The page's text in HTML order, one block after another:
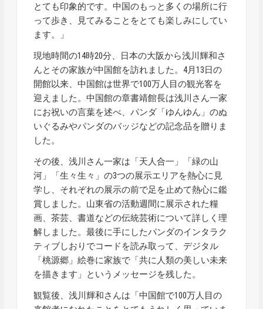
とても印象的です。中国のもっと多くの場所に行
って歩き、見てみることをとても楽しみにしてい
ます。」
現地時間の14時20分、日本の大阪から浅川輝和さ
んとその家族が中国館を訪れました。4月13日の
開館以来、中国館は世界で100万人目の観光客を
迎えました。中国館の章書靖館長は浅川さん一家
にお祝いの言葉を述べ、パンダ「ゆんゆん」のぬ
いぐるみやパンダのバッジなどの記念品を贈りま
した。
その後、浅川さん一家は「天人合一」「緑の山
河」「生々生々」の3つの展示エリアを熱心に見
学し、それぞれの展示の前で足を止めて熱心に鑑
賞しました。山東省の活動週間に展示された糧
画、茶芸、書道などの伝統芸術について詳しく理
解しました。最後に手にしたパンダのインタラク
ティブしおりでコードを読み取って、デジタル
「桃源郷」絵巻に家族で「共に人類の美しい未来
を描きます」というメッセージを残した。
観覧後、浅川輝和さんは「中国館で100万人目の